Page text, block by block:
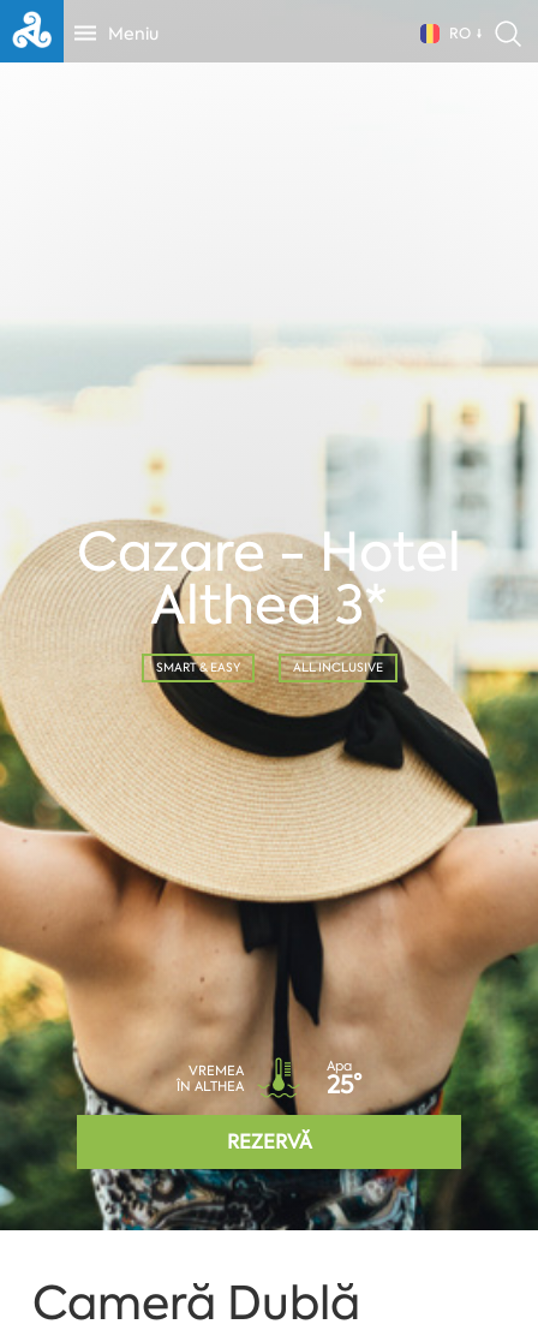
Meniu RO
Cazare - Hotel
Althea 3*
SMART & EASY ALL INCLUSIVE
VREMEA
ÎN ALTHEA
Apa
25°
REZERVĂ
Cameră Dublă